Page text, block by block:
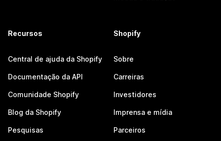
Recursos
Central de ajuda da Shopify
Documentação da API
Comunidade Shopify
Blog da Shopify
Pesquisas
Shopify
Sobre
Carreiras
Investidores
Imprensa e mídia
Parceiros